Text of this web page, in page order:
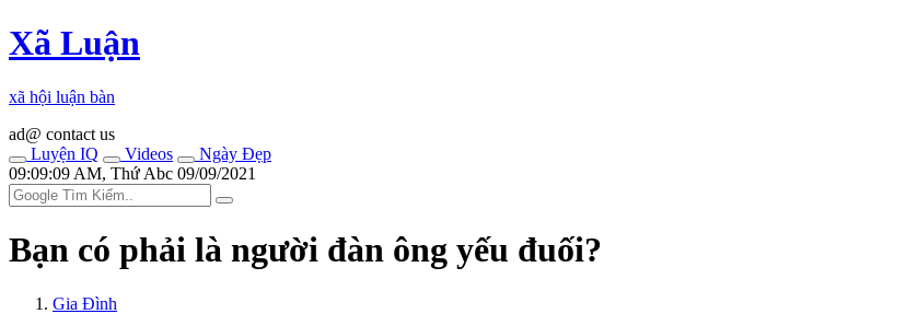
Xã Luận
xã hội luận bàn
ad@ contact us
Luyện IQ
Videos
Ngày Đẹp
09:09:09 AM, Thứ Abc 09/09/2021
Bạn có phải là người đàn ông yếu đuối?
Gia Đình